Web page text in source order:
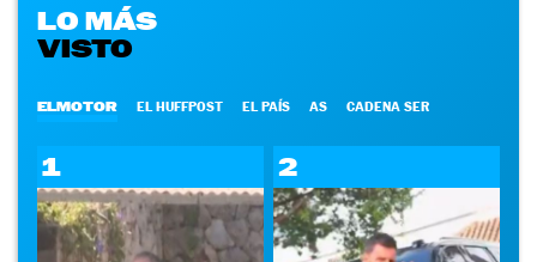
LO MÁS
VISTO
ELMOTOR EL HUFFPOST EL PAÍS AS CADENA SER
1 2